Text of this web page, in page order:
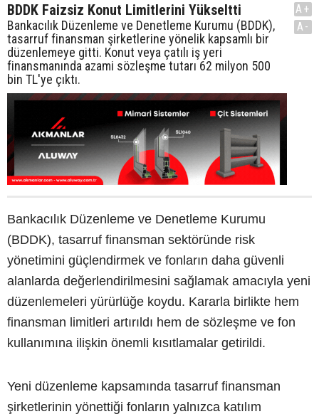
BDDK Faizsiz Konut Limitlerini Yükseltti
Bankacılık Düzenleme ve Denetleme Kurumu (BDDK),
tasarruf finansman şirketlerine yönelik kapsamlı bir
düzenlemeye gitti. Konut veya çatılı iş yeri
finansmanında azami sözleşme tutarı 62 milyon 500
bin TL'ye çıktı.
A+
A-
Bankacılık Düzenleme ve Denetleme Kurumu
(BDDK), tasarruf finansman sektöründe risk
yönetimini güçlendirmek ve fonların daha güvenli
alanlarda değerlendirilmesini sağlamak amacıyla yeni
düzenlemeleri yürürlüğe koydu. Kararla birlikte hem
finansman limitleri artırıldı hem de sözleşme ve fon
kullanımına ilişkin önemli kısıtlamalar getirildi.
Yeni düzenleme kapsamında tasarruf finansman
şirketlerinin yönettiği fonların yalnızca katılım